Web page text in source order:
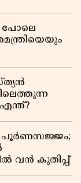
പൂർണസജ്ജം;
വൻ കുതിപ്പ്